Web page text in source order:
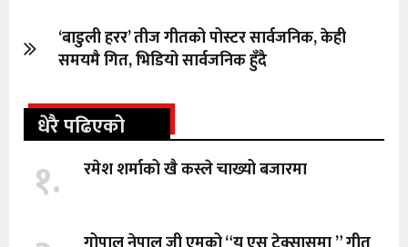
‘बाडुली हरर’ तीज गीतको पोस्टर सार्वजनिक, केही
समयमै गित, भिडियो सार्वजनिक हुँदै
धेरै पढिएको
१. रमेश शर्माको खै कस्ले चाख्यो बजारमा